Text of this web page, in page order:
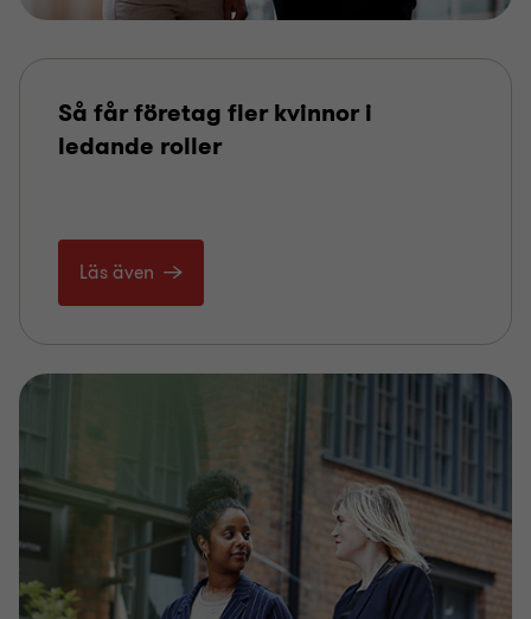
Så får företag fler kvinnor i
ledande roller
Läs även